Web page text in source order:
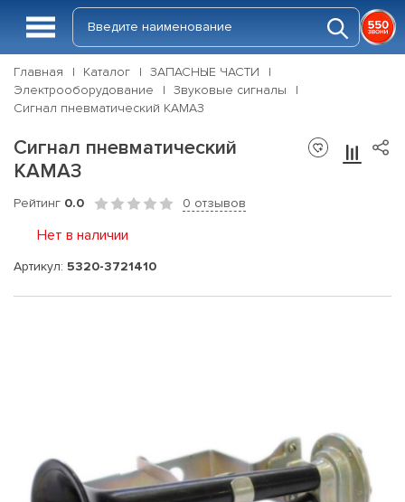
Главная Каталог
ЗАПАСНЫЕ ЧАСТИ
Электрооборудование
Звуковые сигналы
Сигнал пневматический КАМАЗ
Сигнал пневматический
КАМАЗ
Рейтинг 0.0 0 отзывов
Нет в наличии
Артикул: 5320-3721410